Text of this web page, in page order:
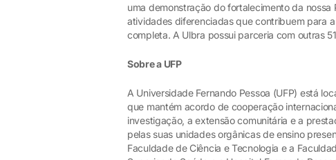
uma demonstração do fortalecimento da
atividades diferenciadas que contribuem para
completa. A Ulbra possui parceria com outras
Sobre a UFP
A Universidade Fernando Pessoa (UFP) está
que mantém acordo de cooperação
investigação, a extensão comunitária e a
pelas suas unidades orgânicas de ensino
Faculdade de Ciência e Tecnologia e a